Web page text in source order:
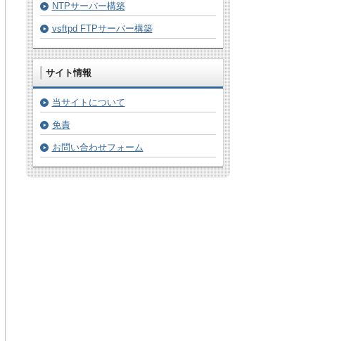
NTPサーバー構築
vsftpd FTPサーバー構築
サイト情報
当サイトについて
免責
お問い合わせフォーム